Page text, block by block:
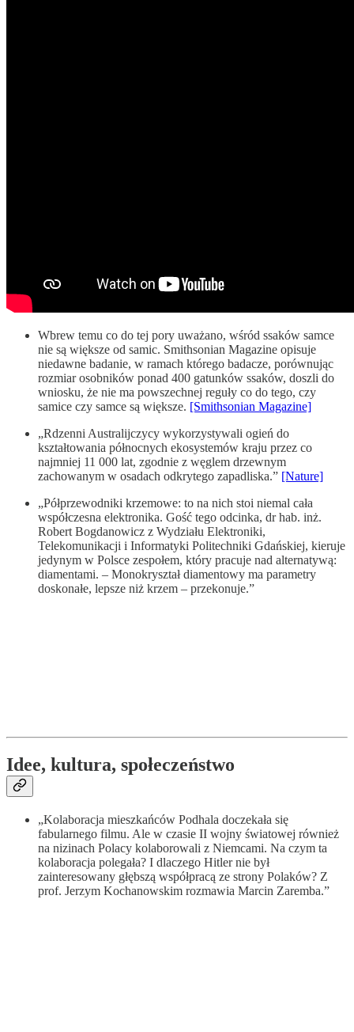
Wbrew temu co do tej pory uważano, wśród ssaków samce
nie są większe od samic. Smithsonian Magazine opisuje
niedawne badanie, w ramach którego badacze, porównując
rozmiar osobników ponad 400 gatunków ssaków, doszli do
wniosku, że nie ma powszechnej reguły co do tego, czy
samice czy samce są większe. [Smithsonian Magazine]
„Rdzenni Australijczycy wykorzystywali ogień do
kształtowania północnych ekosystemów kraju przez co
najmniej 11 000 lat, zgodnie z węglem drzewnym
zachowanym w osadach odkrytego zapadliska.” [Nature]
„Półprzewodniki krzemowe: to na nich stoi niemal cała
współczesna elektronika. Gość tego odcinka, dr hab. inż.
Robert Bogdanowicz z Wydziału Elektroniki,
Telekomunikacji i Informatyki Politechniki Gdańskiej, kieruje
jedynym w Polsce zespołem, który pracuje nad alternatywą:
diamentami. – Monokryształ diamentowy ma parametry
doskonałe, lepsze niż krzem – przekonuje.”
Idee, kultura, społeczeństwo
„Kolaboracja mieszkańców Podhala doczekała się
fabularnego filmu. Ale w czasie II wojny światowej również
na nizinach Polacy kolaborowali z Niemcami. Na czym ta
kolaboracja polegała? I dlaczego Hitler nie był
zainteresowany głębszą współpracą ze strony Polaków? Z
prof. Jerzym Kochanowskim rozmawia Marcin Zaremba.”